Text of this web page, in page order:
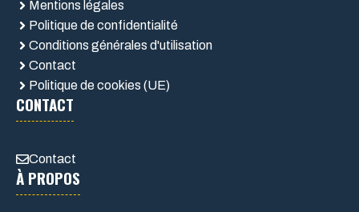
Mentions légales
Politique de confidentialité
Conditions générales d'utilisation
Contact
Politique de cookies (UE)
CONTACT
Contact
À PROPOS